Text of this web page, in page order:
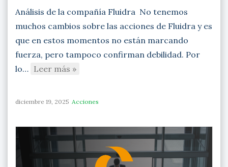
Análisis de la compañía Fluidra No tenemos
muchos cambios sobre las acciones de Fluidra y es
que en estos momentos no están marcando
fuerza, pero tampoco confirman debilidad. Por
lo… Leer más »
diciembre 19, 2025 Acciones